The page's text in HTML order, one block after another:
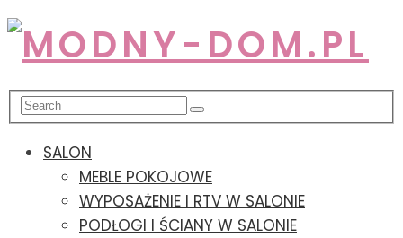
SALON
MEBLE POKOJOWE
WYPOSAŻENIE I RTV W SALONIE
PODŁOGI I ŚCIANY W SALONIE